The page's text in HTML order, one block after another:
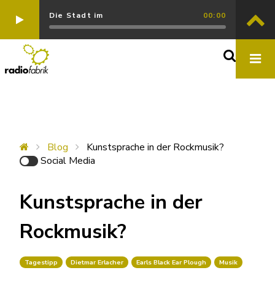
Die Stadt im 00:00
Blog
Kunstsprache in der Rockmusik?
Social Media
Kunstsprache in der
Rockmusik?
Tagestipp Dietmar Erlacher Earls Black Ear Plough Musik